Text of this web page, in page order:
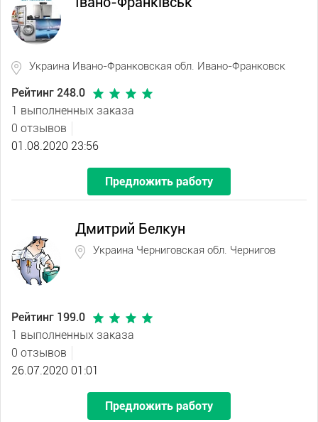
Украина Ивано-Франковская обл. Ивано-Франковск
Рейтинг 248.0
1 выполненных заказа
0 отзывов
01.08.2020 23:56
Предложить работу
Дмитрий Белкун
Украина Черниговская обл. Чернигов
Рейтинг 199.0
1 выполненных заказа
0 отзывов
26.07.2020 01:01
Предложить работу